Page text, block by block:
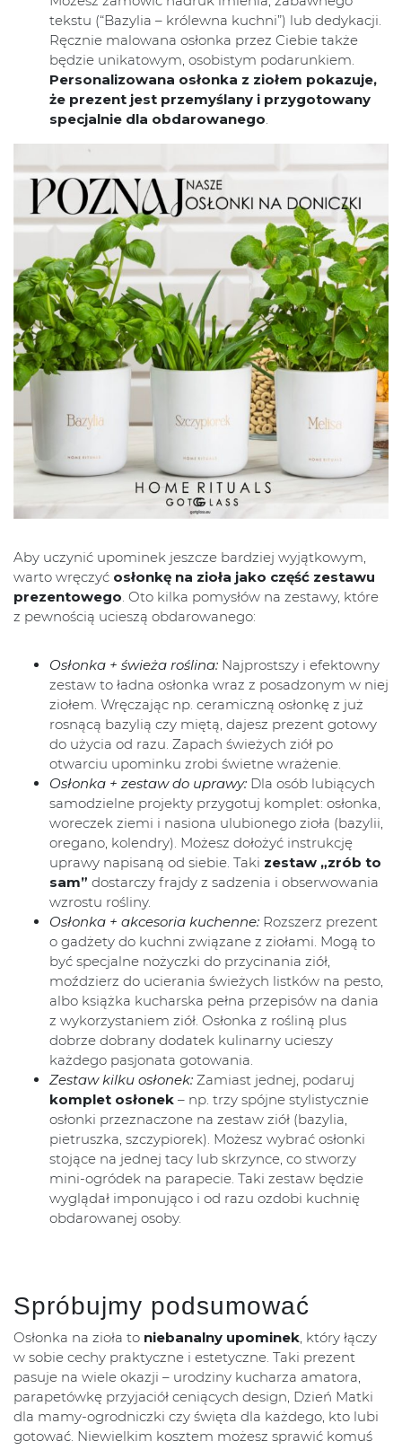
tekstu (“Bazylia – królewna kuchni”) lub dedykacji.
Ręcznie malowana osłonka przez Ciebie także
będzie unikatowym, osobistym podarunkiem.
Personalizowana osłonka z ziołem pokazuje,
że prezent jest przemyślany i przygotowany
specjalnie dla obdarowanego.
Aby uczynić upominek jeszcze bardziej wyjątkowym,
warto wręczyć osłonkę na zioła jako część zestawu
prezentowego. Oto kilka pomysłów na zestawy, które
z pewnością ucieszą obdarowanego:
Osłonka + świeża roślina: Najprostszy i efektowny
zestaw to ładna osłonka wraz z posadzonym w niej
ziołem. Wręczając np. ceramiczną osłonkę z już
rosnącą bazylią czy miętą, dajesz prezent gotowy
do użycia od razu. Zapach świeżych ziół po
otwarciu upominku zrobi świetne wrażenie.
Osłonka + zestaw do uprawy: Dla osób lubiących
samodzielne projekty przygotuj komplet: osłonka,
woreczek ziemi i nasiona ulubionego zioła (bazylii,
oregano, kolendry). Możesz dołożyć instrukcję
uprawy napisaną od siebie. Taki zestaw „zrób to
sam” dostarczy frajdy z sadzenia i obserwowania
wzrostu rośliny.
Osłonka + akcesoria kuchenne: Rozszerz prezent
o gadżety do kuchni związane z ziołami. Mogą to
być specjalne nożyczki do przycinania ziół,
moździerz do ucierania świeżych listków na pesto,
albo książka kucharska pełna przepisów na dania
z wykorzystaniem ziół. Osłonka z rośliną plus
dobrze dobrany dodatek kulinarny ucieszy
każdego pasjonata gotowania.
Zestaw kilku osłonek: Zamiast jednej, podaruj
komplet osłonek – np. trzy spójne stylistycznie
osłonki przeznaczone na zestaw ziół (bazylia,
pietruszka, szczypiorek). Możesz wybrać osłonki
stojące na jednej tacy lub skrzynce, co stworzy
mini-ogródek na parapecie. Taki zestaw będzie
wyglądał imponująco i od razu ozdobi kuchnię
obdarowanej osoby.
Spróbujmy podsumować
Osłonka na zioła to niebanalny upominek, który łączy
w sobie cechy praktyczne i estetyczne. Taki prezent
pasuje na wiele okazji – urodziny kucharza amatora,
parapetówkę przyjaciół ceniących design, Dzień Matki
dla mamy-ogrodniczki czy święta dla każdego, kto lubi
gotować. Niewielkim kosztem możesz sprawić komuś